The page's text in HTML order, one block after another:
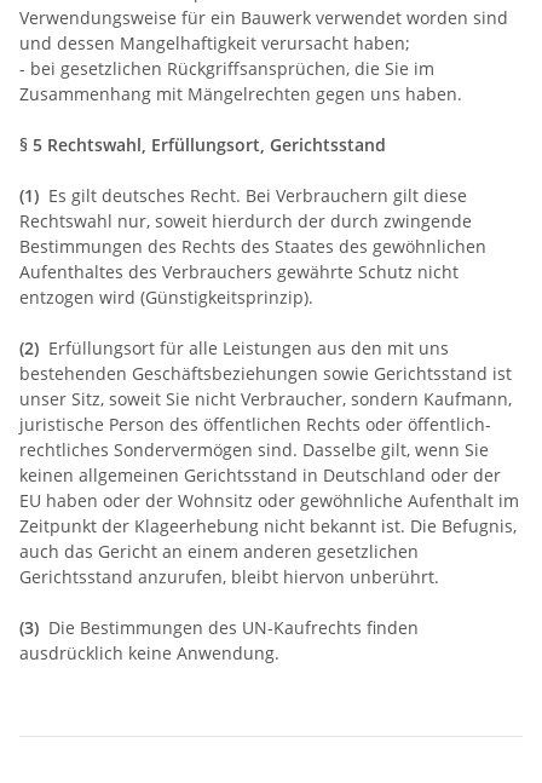
Verwendungsweise für ein Bauwerk verwendet worden sind
und dessen Mangelhaftigkeit verursacht haben;
- bei gesetzlichen Rückgriffsansprüchen, die Sie im
Zusammenhang mit Mängelrechten gegen uns haben.
§ 5 Rechtswahl, Erfüllungsort, Gerichtsstand
(1) Es gilt deutsches Recht. Bei Verbrauchern gilt diese
Rechtswahl nur, soweit hierdurch der durch zwingende
Bestimmungen des Rechts des Staates des gewöhnlichen
Aufenthaltes des Verbrauchers gewährte Schutz nicht
entzogen wird (Günstigkeitsprinzip).
(2) Erfüllungsort für alle Leistungen aus den mit uns
bestehenden Geschäftsbeziehungen sowie Gerichtsstand ist
unser Sitz, soweit Sie nicht Verbraucher, sondern Kaufmann,
juristische Person des öffentlichen Rechts oder öffentlich-
rechtliches Sondervermögen sind. Dasselbe gilt, wenn Sie
keinen allgemeinen Gerichtsstand in Deutschland oder der
EU haben oder der Wohnsitz oder gewöhnliche Aufenthalt im
Zeitpunkt der Klageerhebung nicht bekannt ist. Die Befugnis,
auch das Gericht an einem anderen gesetzlichen
Gerichtsstand anzurufen, bleibt hiervon unberührt.
(3) Die Bestimmungen des UN-Kaufrechts finden
ausdrücklich keine Anwendung.